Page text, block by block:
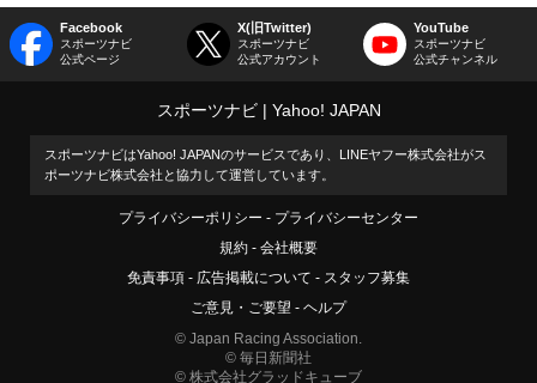
Facebook
スポーツナビ
公式ページ
X(旧Twitter)
スポーツナビ
公式アカウント
YouTube
スポーツナビ
公式チャンネル
スポーツナビ Yahoo! JAPAN
スポーツナビはYahoo! JAPANのサービスであり、LINEヤフー株式会社がス
ポーツナビ株式会社と協力して運営しています。
プライバシーポリシー
プライバシーセンター
規約
会社概要
免責事項
広告掲載について
スタッフ募集
ご意見・ご要望
ヘルプ
© Japan Racing Association.
© 毎日新聞社
© 株式会社グラッドキューブ